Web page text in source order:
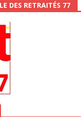
DES RETRAITÉS 77